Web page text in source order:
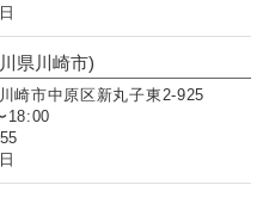
県川崎市)
崎市中原区新丸子東2-925
18:00